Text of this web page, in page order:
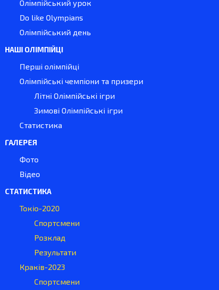
Олімпійський урок
Do like Olympians
Олімпійський день
НАШІ ОЛІМПІЙЦІ
Перші олімпійці
Олімпійські чемпіони та призери
Літні Олімпійські ігри
Зимові Олімпійські ігри
Статистика
ГАЛЕРЕЯ
Фото
Відео
СТАТИСТИКА
Токіо-2020
Спортсмени
Розклад
Результати
Краків-2023
Спортсмени